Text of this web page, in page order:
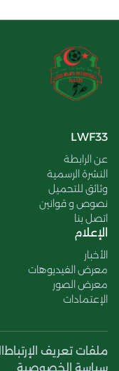
LWF33
عن الرابطة
النشرة الرسمية
وثائق للتحميل
نصوص و قوانين
اتصل بنا
الإعلام
الأخبار
معرض الفيديوهات
معرض الصور
الإعتمادات
ملفات تعريف الإرتباط
سياسة الخصوصية